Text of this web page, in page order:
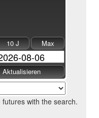
10 J Max
with the search.